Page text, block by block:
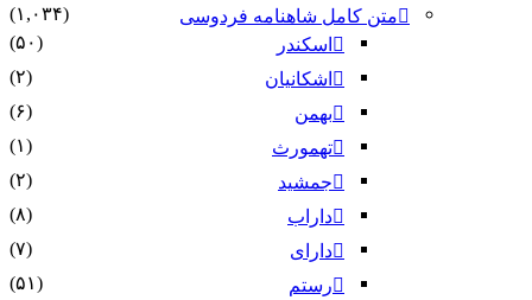
متن کامل شاهنامه فردوسی
(۱,۰۳۴)
اسکندر
(۵۰)
اشکانیان
(۲)
بهمن
(۶)
تهمورث
(۱)
جمشید
(۲)
داراب
(۸)
دارای
(۷)
رستم
(۵۱)